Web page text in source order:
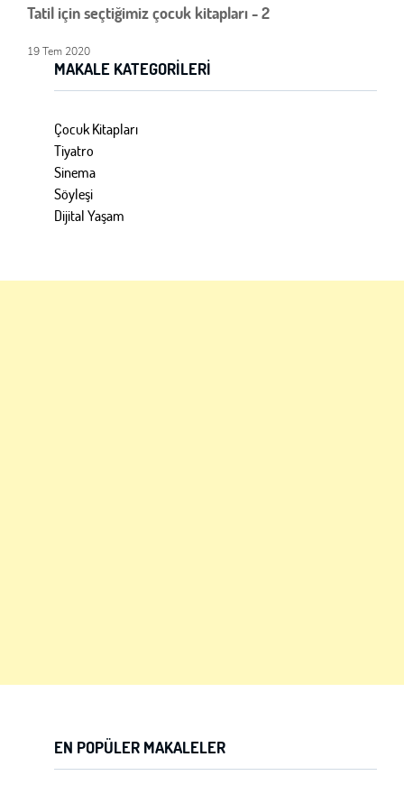
Tatil için seçtiğimiz çocuk kitapları - 2
19 Tem 2020
MAKALE KATEGORILERI
Çocuk Kitapları
Tiyatro
Sinema
Söyleşi
Dijital Yaşam
EN POPÜLER MAKALELER